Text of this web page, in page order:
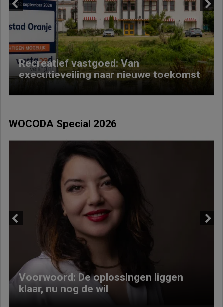
Recreatief vastgoed: Van
executieveiling naar nieuwe toekomst
Next
WOCODA Special 2026
Voorwoord: De oplossingen liggen
klaar, nu nog de wil